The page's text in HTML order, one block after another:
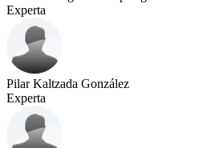
Experta
Pilar Kaltzada González
Experta